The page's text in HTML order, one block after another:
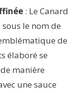
: Le Canard
le nom de
de
élaboré se
manière
une sauce